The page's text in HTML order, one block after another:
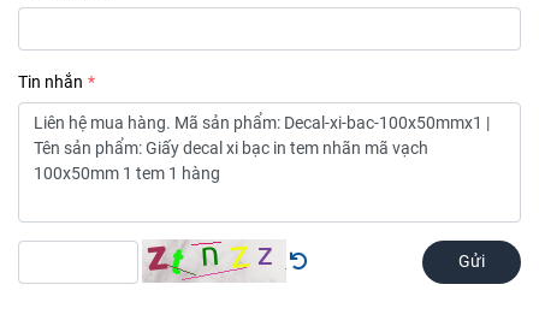
Tin nhắn
Gửi